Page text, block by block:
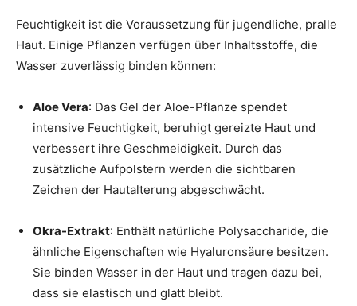
Feuchtigkeit ist die Voraussetzung für jugendliche, pralle
Haut. Einige Pflanzen verfügen über Inhaltsstoffe, die
Wasser zuverlässig binden können:
Aloe Vera: Das Gel der Aloe-Pflanze spendet
intensive Feuchtigkeit, beruhigt gereizte Haut und
verbessert ihre Geschmeidigkeit. Durch das
zusätzliche Aufpolstern werden die sichtbaren
Zeichen der Hautalterung abgeschwächt.
Okra-Extrakt: Enthält natürliche Polysaccharide, die
ähnliche Eigenschaften wie Hyaluronsäure besitzen.
Sie binden Wasser in der Haut und tragen dazu bei,
dass sie elastisch und glatt bleibt.